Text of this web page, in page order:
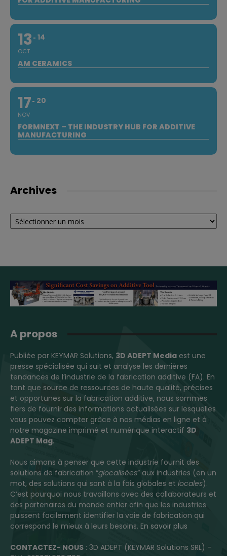
13
OCT
14
AM CERAMICS
17
NOV
20
FORMNEXT – THE INDUSTRY HUB FOR ADDITIVE
MANUFACTURING
Archives
Archives
A propos
Publiée par KEYMAR Solutions, 3D ADEPT Media est une
presse spécialisée qui suit et analyse les dernières
tendances de l’industrie de la fabrication additive (FA). En
tant que source de ressources de haute qualité, précises
et opportunes sur la fabrication additive, nous sommes
fiers de fournir des informations actualisées sur lesquelles
vous pouvez compter grâce à nos médias en ligne et à
notre magazine imprimé et numérique interactif 3D
ADEPT Mag.
Nous aimons à penser que cette industrie fournit des
solutions de fabrication “glocalisées” aux industries (en un
mot, des solutions qui sont à la fois globales et locales).
C’est pourquoi nous travaillons avec des collaborateurs et
des partenaires du monde entier afin que les industries
puissent facilement identifier la voie de fabrication qui
correspond le mieux à leurs besoins. En savoir plus
CONTACTEZ- NOUS : 3D ADEPT (KEYMAR Solutions SRL) –